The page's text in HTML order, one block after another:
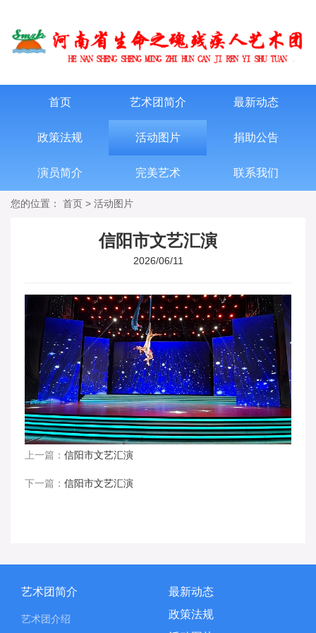
首页 艺术团简介 最新动态
政策法规 活动图片 捐助公告
演员简介 完美艺术 联系我们
您的位置： 首页 > 活动图片
信阳市文艺汇演
2026/06/11
上一篇： 信阳市文艺汇演
下一篇： 信阳市文艺汇演
艺术团简介
艺术团介绍
最新动态
政策法规